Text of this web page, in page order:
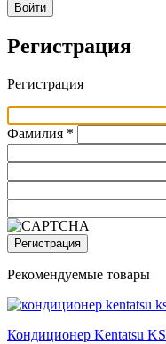
Войти
Регистрация
Регистрация
Фамилия *
Регистрация
Рекомендуемые товары
Кондиционер Kentatsu